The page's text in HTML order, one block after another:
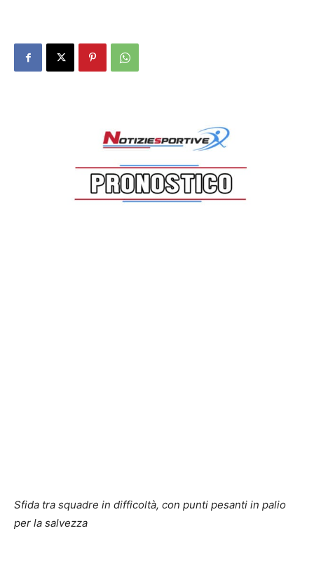
Sfida tra squadre in difficoltà, con punti pesanti in palio
per la salvezza